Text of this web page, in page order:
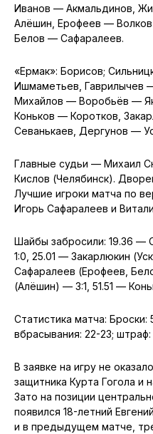
Иванов — Акмальдинов,
Алёшин, Ерофеев —
Белов — Сафаралеев.
«Ермак»: Борисов;
Ишмаметьев, Гаврилычев
Михайлов — Воробьёв —
Коньков — Коротков,
Севанькаев, Дергунов —
Главные судьи — Михаил
Кислов (Челябинск).
Лучшие игроки матча по
Игорь Сафаралеев и
Шайбы забросили: 19.36 —
1:0, 25.01 — Закарлюкин
Сафаралеев (Ерофеев,
(Алёшин) — 3:1, 51.51 —
Статистика матча: Броски:
вбрасывания: 22-23;
В заявке на игру не
защитника Курта Гогола
Зато на позиции
появился 18-летний
и в предыдущем матче,